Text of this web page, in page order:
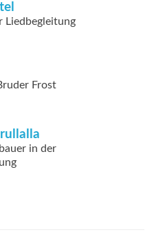
Liedbegleitung
Frost
in der